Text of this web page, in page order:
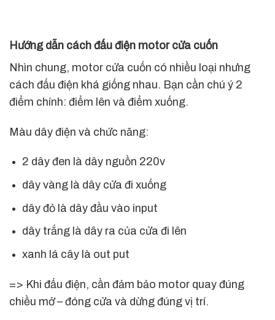
Hướng dẫn cách đấu điện motor cửa cuốn
Nhìn chung, motor cửa cuốn có nhiều loại nhưng
cách đấu điện khá giống nhau. Bạn cần chú ý 2
điểm chính: điểm lên và điểm xuống.
Màu dây điện và chức năng:
2 dây đen là dây nguồn 220v
dây vàng là dây cửa đi xuống
dây đỏ là dây đầu vào input
dây trắng là dây ra của cửa đi lên
xanh lá cây là out put
=> Khi đấu điện, cần đảm bảo motor quay đúng
chiều mở – đóng cửa và dừng đúng vị trí.